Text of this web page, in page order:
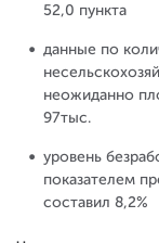
52,0 пункта
данные по
неожиданно
97тыс.
уровень
показателем
составил 8,2%